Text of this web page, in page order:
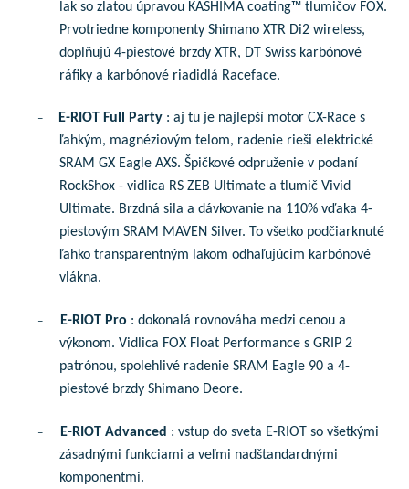
lak so zlatou úpravou KASHIMA coating™ tlumičov FOX.
Prvotriedne komponenty Shimano XTR Di2 wireless,
doplňujú 4-piestové brzdy XTR, DT Swiss karbónové
ráfiky a karbónové riadidlá Raceface.
– E-RIOT Full Party: aj tu je najlepší motor CX-Race s
ľahkým, magnéziovým telom, radenie rieši elektrické
SRAM GX Eagle AXS. Špičkové odpruženie v podaní
RockShox - vidlica RS ZEB Ultimate a tlumič Vivid
Ultimate. Brzdná sila a dávkovanie na 110% vďaka 4-
piestovým SRAM MAVEN Silver. To všetko podčiarknuté
ľahko transparentným lakom odhaľujúcim karbónové
vlákna.
– E-RIOT Pro : dokonalá rovnováha medzi cenou a
výkonom. Vidlica FOX Float Performance s GRIP 2
patrónou, spolehlivé radenie SRAM Eagle 90 a 4-
piestové brzdy Shimano Deore.
– E-RIOT Advanced : vstup do sveta E-RIOT so všetkými
zásadnými funkciami a veľmi nadštandardnými
komponentmi.